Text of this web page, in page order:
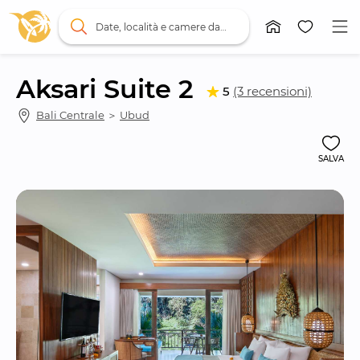
Aksari Suite 2 5 (3 recensioni)
Bali Centrale ＞ Ubud
SALVA